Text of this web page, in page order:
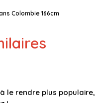
Colombie 166cm
le rendre plus populaire,